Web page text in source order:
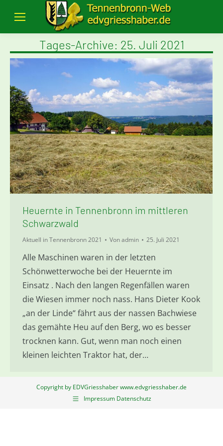
Tages-Archive: 25. Juli 2021
Heuernte in Tennenbronn im mittleren
Schwarzwald
Aktuell in Tennenbronn 2021 Vonadmin 25. Juli 2021
Alle Maschinen waren in der letzten
Schönwetterwoche bei der Heuernte im
Einsatz . Nach den langen Regenfällen waren
die Wiesen immer noch nass. Hans Dieter Kook
„an der Linde“ fährt aus der nassen Bachwiese
das gemähte Heu auf den Berg, wo es besser
trocknen kann. Gut, wenn man noch einen
kleinen leichten Traktor hat, der…
Copyright by EDVGriesshaber www.edvgriesshaber.de
Impressum Datenschutz